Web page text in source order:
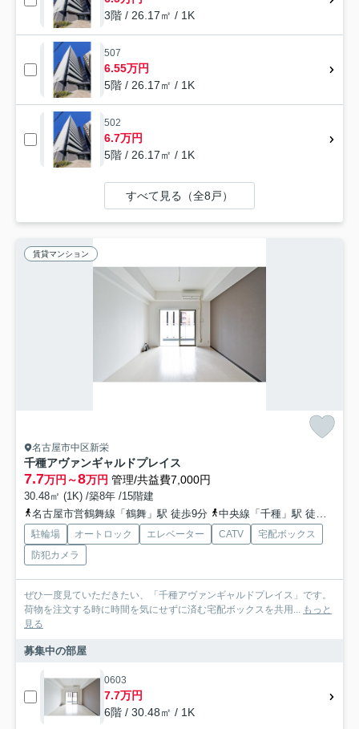
3階 / 26.17㎡ / 1K
507
6.55万円
5階 / 26.17㎡ / 1K
502
6.7万円
5階 / 26.17㎡ / 1K
すべて見る（全8戸）
賃貸マンション
名古屋市中区新栄
千種アヴァンギャルドプレイス
7.7万円～8万円 管理/共益費7,000円
30.48㎡ (1K) /築8年 /15階建
名古屋市営鶴舞線「鶴舞」駅 徒歩9分
中央線「千種」駅 徒歩15分
駐輪場 オートロック エレベーター CATV
宅配ボックス
防犯カメラ
ぜひ一度見ていただきたい、「千種アヴァンギャルドプレイス」です。
荷物を注文する時に時間を気にせずに済む宅配ボックスを共用... もっと
見る
募集中の部屋
0603
7.7万円
6階 / 30.48㎡ / 1K